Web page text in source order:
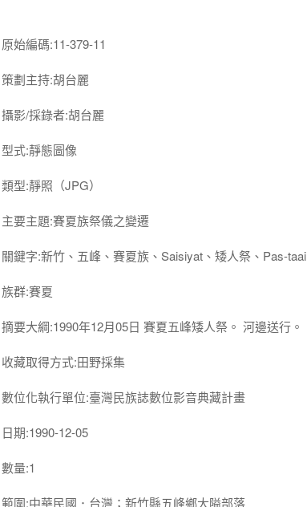
原始編碼:11-379-11
策劃主持:胡台麗
攝影/採錄者:胡台麗
型式:靜態圖像
類型:靜照（JPG）
主要主題:賽夏族祭儀之變遷
關鍵字:新竹、五峰、賽夏族、Saisiyat、矮人祭、Pas-taai
族群:賽夏
摘要大綱:1990年12月05日 賽夏五峰矮人祭。 河邊送行。
收藏取得方式:田野採集
數位化執行單位:臺灣民族誌數位影音典藏計畫
日期:1990-12-05
數量:1
範圍:中華民國．台灣；新竹縣五峰鄉大隘部落